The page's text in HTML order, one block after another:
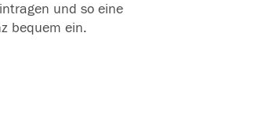
und so eine
bequem ein.